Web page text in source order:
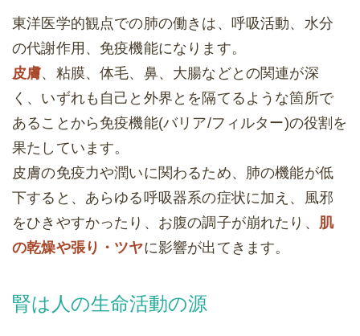
東洋医学的観点での肺の働きは、呼吸活動、水分
の代謝作用、免疫機能になります。
皮膚、粘膜、体毛、鼻、大腸などとの関連が深
く、いずれも自己と外界とを隔てるような箇所で
あることから免疫機能(バリア/フィルター)の役割を
果たしています。
皮膚の免疫力や潤いに関わるため、肺の機能が低
下すると、あらゆる呼吸器系の症状に加え、風邪
をひきやすかったり、お腹の調子が崩れたり、 肌
の乾燥や張り・ツヤに影響が出てきます。
腎は人の生命活動の源